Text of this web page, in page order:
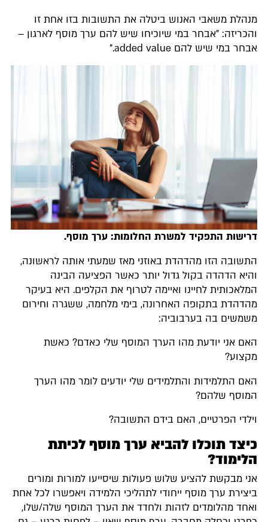
מנהלת משאבי האנוש ביטלה את התשובות בזו אחת זו
והכריזה: "אבחר במי שיוכיחו שיש להם ערך מוסף לארגון –
אבחר במי שיש להם added value."
דרישות התפקיד למשרת החלומות: ערך מוסף.
התשובה הזו מהדהדת באוזני מאז שמעתי אותה לראשונה,
והיא הדהדה בקול גדול יותר כאשר הפציעה הבינה
המלאכותית לחיינו ואיימה לטרוף את הקלפים. היא בעיקר
מהדהדת בתקופה האחרונה, בימי מלחמה, ששגרה וחירום
משמשים בה בערבוביה:
האם אני יודעת מהו הערך המוסף שלי כאדם? כאשת
מקצוע?
האם התלמידות והתלמידים שלי יודעים לומר מהו הערך
המוסף שלהם?
וילדי הפרטיים, האם בידם התשובה?
כיצד תוכלו להביא ערך מוסף לכיתת
הלימוד?
אני מבקשת להציע שלוש פעולות שיסייעו למורות ומורים
ביצירת ערך מוסף ייחודי לתהליכי הלמידה ויאפשרו לכל אחת
ואחד מהלומדים לזהות ולחדד את הערך המוסף שלה/שלו,